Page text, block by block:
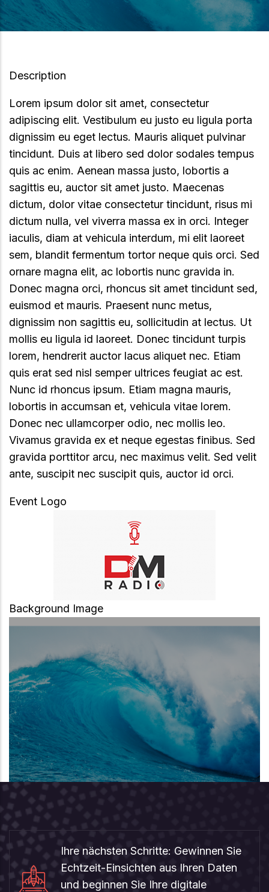
Description
Lorem ipsum dolor sit amet, consectetur
adipiscing elit. Vestibulum eu justo eu ligula porta
dignissim eu eget lectus. Mauris aliquet pulvinar
tincidunt. Duis at libero sed dolor sodales tempus
quis ac enim. Aenean massa justo, lobortis a
sagittis eu, auctor sit amet justo. Maecenas
dictum, dolor vitae consectetur tincidunt, risus mi
dictum nulla, vel viverra massa ex in orci. Integer
iaculis, diam at vehicula interdum, mi elit laoreet
sem, blandit fermentum tortor neque quis orci. Sed
ornare magna elit, ac lobortis nunc gravida in.
Donec magna orci, rhoncus sit amet tincidunt sed,
euismod et mauris. Praesent nunc metus,
dignissim non sagittis eu, sollicitudin at lectus. Ut
mollis eu ligula id laoreet. Donec tincidunt turpis
lorem, hendrerit auctor lacus aliquet nec. Etiam
quis erat sed nisl semper ultrices feugiat ac est.
Nunc id rhoncus ipsum. Etiam magna mauris,
lobortis in accumsan et, vehicula vitae lorem.
Donec nec ullamcorper odio, nec mollis leo.
Vivamus gravida ex et neque egestas finibus. Sed
gravida porttitor arcu, nec maximus velit. Sed velit
ante, suscipit nec suscipit quis, auctor id orci.
Event Logo
Background Image
Ihre nächsten Schritte: Gewinnen Sie
Echtzeit-Einsichten aus Ihren Daten
und beginnen Sie Ihre digitale